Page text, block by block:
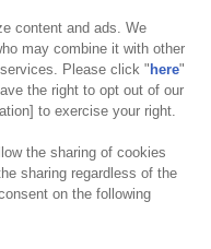
マーハラスメント対応方針
content and ads. We
may combine it with other
Please click " here"
the right to opt out of our
to exercise your right.
the sharing of cookies
sharing regardless of the
on the following